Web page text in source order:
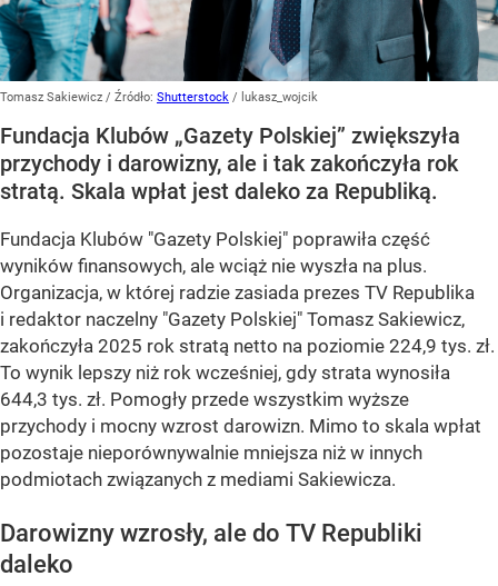
Tomasz Sakiewicz / Źródło: Shutterstock / lukasz_wojcik
Fundacja Klubów „Gazety Polskiej” zwiększyła
przychody i darowizny, ale i tak zakończyła rok
stratą. Skala wpłat jest daleko za Republiką.
Fundacja Klubów "Gazety Polskiej" poprawiła część
wyników finansowych, ale wciąż nie wyszła na plus.
Organizacja, w której radzie zasiada prezes TV Republika
i redaktor naczelny "Gazety Polskiej" Tomasz Sakiewicz,
zakończyła 2025 rok stratą netto na poziomie 224,9 tys. zł.
To wynik lepszy niż rok wcześniej, gdy strata wynosiła
644,3 tys. zł. Pomogły przede wszystkim wyższe
przychody i mocny wzrost darowizn. Mimo to skala wpłat
pozostaje nieporównywalnie mniejsza niż w innych
podmiotach związanych z mediami Sakiewicza.
Darowizny wzrosły, ale do TV Republiki
daleko